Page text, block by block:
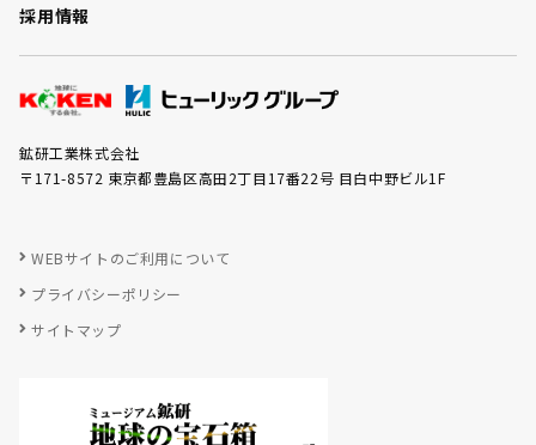
採用情報
鉱研工業株式会社
〒171-8572 東京都豊島区高田2丁目17番22号 目白中野ビル1F
WEBサイトのご利用について
プライバシーポリシー
サイトマップ